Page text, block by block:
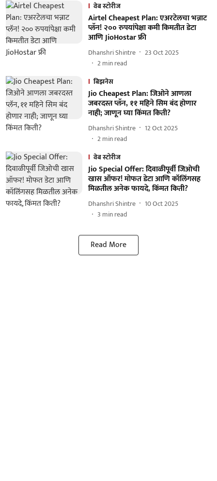
वेब स्टोरीज
Airtel Cheapest Plan: एअरटेलचा भन्नाट
प्लॅन! २०० रुपयांपेक्षा कमी किमतीत डेटा
आणि JioHostar फ्री
Dhanshri Shintre
23 Oct 2025
2min read
बिझनेस
Jio Cheapest Plan: जिओने आणला
जबरदस्त प्लॅन, ११ महिने सिम बंद होणार
नाही; जाणून घ्या किंमत किती?
Dhanshri Shintre
12 Oct 2025
2min read
वेब स्टोरीज
Jio Special Offer: दिवाळीपूर्वी जिओची
खास ऑफर! मोफत डेटा आणि कॉलिंगसह
मिळतील अनेक फायदे, किंमत किती?
Dhanshri Shintre
10 Oct 2025
3 min read
Read More